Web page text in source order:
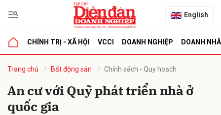
English
CHÍNH TRỊ - XÃ HỘI VCCI DOANH NGHIỆP DOANH
Trang chủ Bất động sản Chính sách - Quy hoạch
An cư với Quỹ phát triển nhà ở
quốc gia
luận